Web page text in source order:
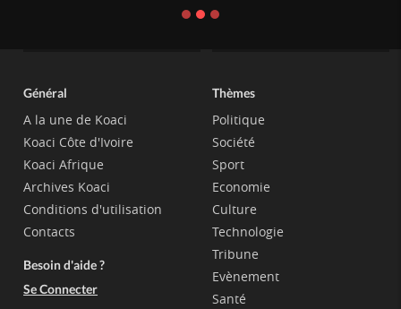
Général
A la une de Koaci
Koaci Côte d'Ivoire
Koaci Afrique
Archives Koaci
Conditions d'utilisation
Contacts
Besoin d'aide ?
Se Connecter
Thèmes
Politique
Société
Sport
Economie
Culture
Technologie
Tribune
Evènement
Santé